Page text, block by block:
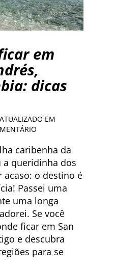
em
dicas
EM
caribenha da
a queridinha dos
o destino é
Passei uma
uma longa
Se você
ficar em San
e descubra
para se